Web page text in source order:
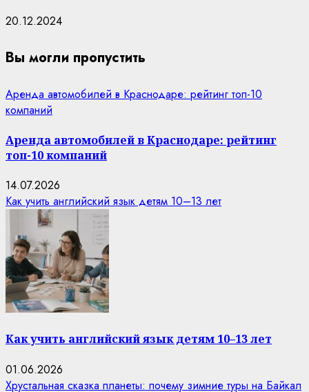
20.12.2024
Вы могли пропустить
Аренда автомобилей в Краснодаре: рейтинг топ-10
компаний
Аренда автомобилей в Краснодаре: рейтинг
топ-10 компаний
14.07.2026
Как учить английский язык детям 10–13 лет
Как учить английский язык детям 10–13 лет
01.06.2026
Хрустальная сказка планеты: почему зимние туры на Байкал